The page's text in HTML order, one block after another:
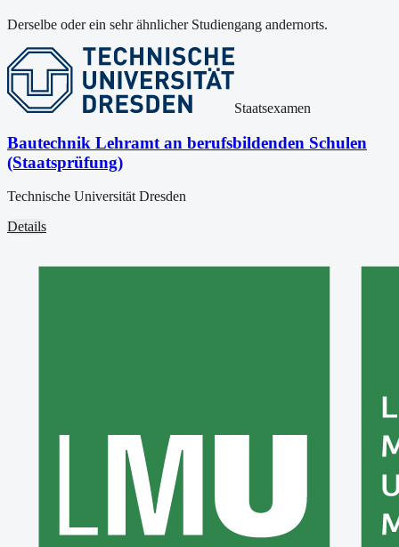
Derselbe oder ein sehr ähnlicher Studiengang andernorts.
Staatsexamen
Bautechnik Lehramt an berufsbildenden Schulen
(Staatsprüfung)
Technische Universität Dresden
Details